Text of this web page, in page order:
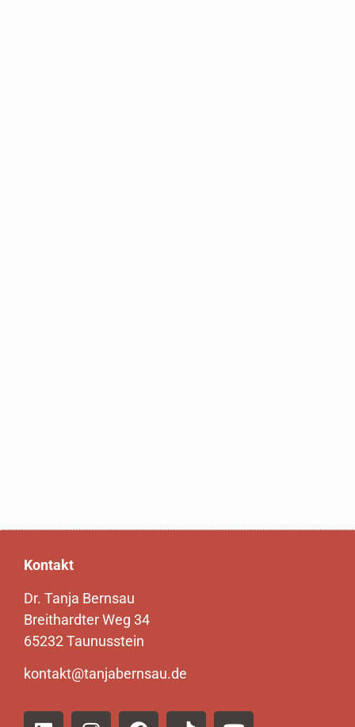
Kontakt
Dr. Tanja Bernsau
Breithardter Weg 34
65232 Taunusstein
kontakt@tanjabernsau.de